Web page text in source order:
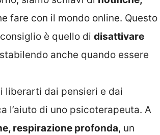
fare con il mondo online. Questo
è quello di disattivare
anche quando essere
liberarti dai pensieri e dai
l’aiuto di uno psicoterapeuta. A
respirazione profonda, un